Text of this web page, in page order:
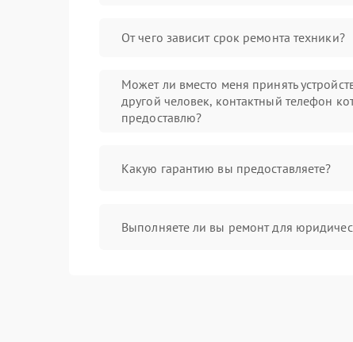
От чего зависит срок ремонта техники?
Может ли вместо меня принять
другой человек, контактный телефон
предоставлю?
Какую гарантию вы предоставляете?
Выполняете ли вы ремонт для